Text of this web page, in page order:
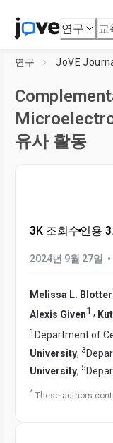
연구 교
연구 JoVE
유사 활동
3K 조회수•인용
2024년 9월 27일 •
Melissa L. Blotter
Alexis Given1 ,
1 Department of
University, 3
University, 5
* These authors